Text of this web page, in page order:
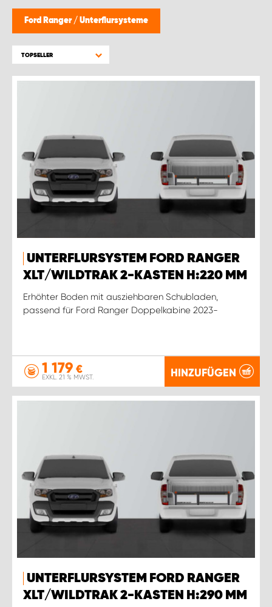
Ford Ranger / Unterflursysteme
TOPSELLER
UNTERFLURSYSTEM FORD RANGER
XLT/WILDTRAK 2-KASTEN H:220 MM
Erhöhter Boden mit ausziehbaren Schubladen,
passend für Ford Ranger Doppelkabine 2023-
1 179 €
EXKL. 21 % MWST. HINZUFÜGEN
UNTERFLURSYSTEM FORD RANGER
XLT/WILDTRAK 2-KASTEN H:290 MM